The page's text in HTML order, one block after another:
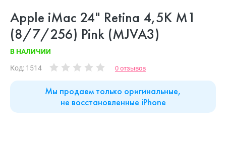
Apple iMac 24" Retina 4,5K M1
(8/7/256) Pink (MJVA3)
В НАЛИЧИИ
Код: 1514 0 отзывов
Мы продаем только оригинальные,
не восстановленные iPhone